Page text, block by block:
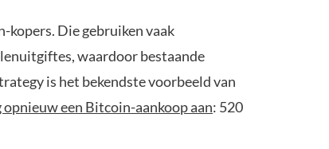
kopers. Die gebruiken vaak
waardoor bestaande
is het bekendste voorbeeld van
opnieuw een Bitcoin-aankoop aan: 520